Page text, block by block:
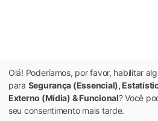
Olá! Poderíamos, por favor, habilitar
para Segurança (Essencial),
Externo (Mídia) & Funcional? Você
seu consentimento mais tarde.